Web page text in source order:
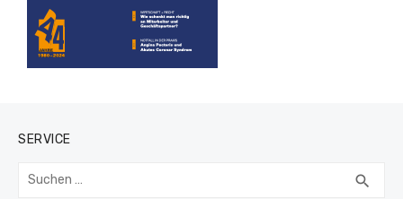
SERVICE
Suchen
search